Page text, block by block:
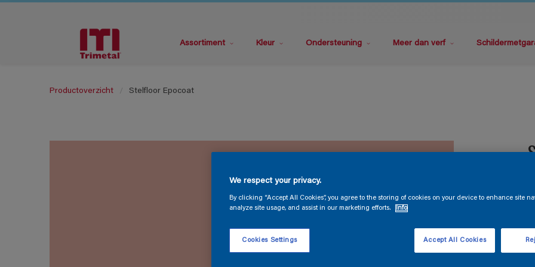
Assortiment Kleur Ondersteuning Meer dan verf
Productoverzicht Stelfloor Epocoat
We respect your privacy.
By clicking “Accept All Cookies”, you agree to the storing of cookies on your device to enhance site
analyze site usage, and assist in our marketing efforts.
Info
Cookies Settings Accept All Cookies